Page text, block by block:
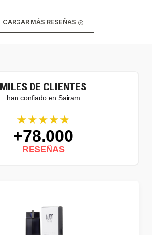
CARGAR MÁS RESEÑAS
MILES DE CLIENTES
han confiado en Sairam
★★★★★
+78.000
RESEÑAS